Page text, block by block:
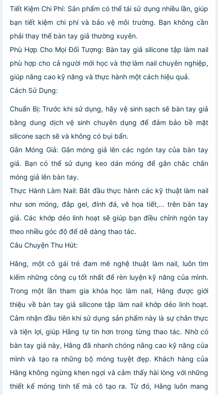
Tiết Kiệm Chi Phí: Sản phẩm có thể tái sử dụng nhiều lần, giúp
bạn tiết kiệm chi phí và bảo vệ môi trường. Bạn không cần
phải thay thế bàn tay giả thường xuyên.
Phù Hợp Cho Mọi Đối Tượng: Bàn tay giả silicone tập làm nail
phù hợp cho cả người mới học và thợ làm nail chuyên nghiệp,
giúp nâng cao kỹ năng và thực hành một cách hiệu quả.
Cách Sử Dụng:
Chuẩn Bị: Trước khi sử dụng, hãy vệ sinh sạch sẽ bàn tay giả
bằng dung dịch vệ sinh chuyên dụng để đảm bảo bề mặt
silicone sạch sẽ và không có bụi bẩn.
Gắn Móng Giả: Gắn móng giả lên các ngón tay của bàn tay
giả. Bạn có thể sử dụng keo dán móng để gắn chắc chắn
móng giả lên bàn tay.
Thực Hành Làm Nail: Bắt đầu thực hành các kỹ thuật làm nail
như sơn móng, đắp gel, đính đá, vẽ họa tiết,… trên bàn tay
giả. Các khớp dẻo linh hoạt sẽ giúp bạn điều chỉnh ngón tay
theo nhiều góc độ để dễ dàng thao tác.
Câu Chuyện Thu Hút:
Hằng, một cô gái trẻ đam mê nghệ thuật làm nail, luôn tìm
kiếm những công cụ tốt nhất để rèn luyện kỹ năng của mình.
Trong một lần tham gia khóa học làm nail, Hằng được giới
thiệu về bàn tay giả silicone tập làm nail khớp dẻo linh hoạt.
Cảm nhận đầu tiên khi sử dụng sản phẩm này là sự chân thực
và tiện lợi, giúp Hằng tự tin hơn trong từng thao tác. Nhờ có
bàn tay giả này, Hằng đã nhanh chóng nâng cao kỹ năng của
mình và tạo ra những bộ móng tuyệt đẹp. Khách hàng của
Hằng không ngừng khen ngợi và cảm thấy hài lòng với những
thiết kế móng tinh tế mà cô tạo ra. Từ đó, Hằng luôn mang